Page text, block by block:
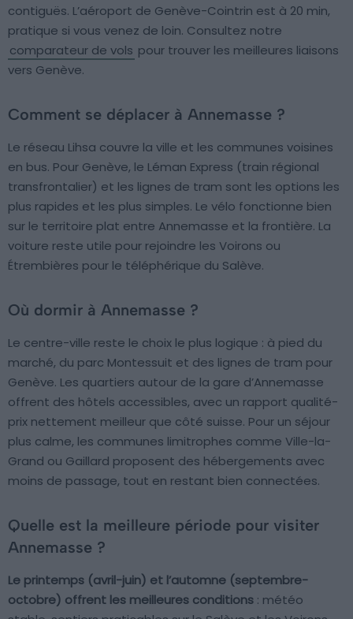
contiguës. L’aéroport de Genève-Cointrin est à 20 min,
pratique si vous venez de loin. Consultez notre
comparateur de vols pour trouver les meilleures liaisons
vers Genève.
Comment se déplacer à Annemasse ?
Le réseau Lihsa couvre la ville et les communes voisines
en bus. Pour Genève, le Léman Express (train régional
transfrontalier) et les lignes de tram sont les options les
plus rapides et les plus simples. Le vélo fonctionne bien
sur le territoire plat entre Annemasse et la frontière. La
voiture reste utile pour rejoindre les Voirons ou
Étrembières pour le téléphérique du Salève.
Où dormir à Annemasse ?
Le centre-ville reste le choix le plus logique : à pied du
marché, du parc Montessuit et des lignes de tram pour
Genève. Les quartiers autour de la gare d’Annemasse
offrent des hôtels accessibles, avec un rapport qualité-
prix nettement meilleur que côté suisse. Pour un séjour
plus calme, les communes limitrophes comme Ville-la-
Grand ou Gaillard proposent des hébergements avec
moins de passage, tout en restant bien connectées.
Quelle est la meilleure période pour visiter
Annemasse ?
Le printemps (avril-juin) et l’automne (septembre-
octobre) offrent les meilleures conditions : météo